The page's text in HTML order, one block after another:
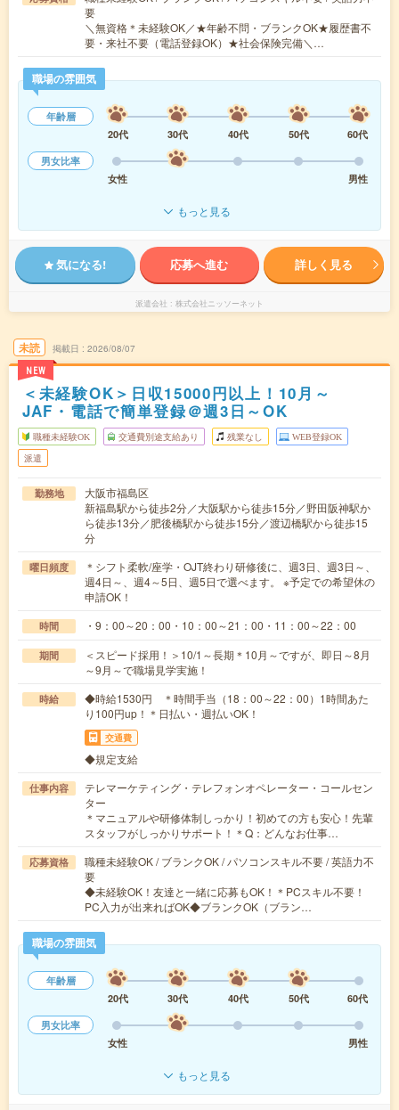
要
＼無資格＊未経験OK／★年齢不問・ブランクOK★履歴書不
要・来社不要（電話登録OK）★社会保険完備＼…
職場の雰囲気
年齢層
20代
30代 40代 50代
60代
男女比率
女性
男性
もっと見る
気になる! 応募へ進む 詳しく見る
派遣会社 株式会社ニッソーネット
未読
NEW
掲載日 2026/08/07
＜未経験OK＞日収15000円以上！10月～
JAF・電話で簡単登録＠週3日～OK
職種未経験OK 交通費別途支給あり 残業なし WEB登録OK
派遣
勤務地
大阪市福島区
新福島駅から徒歩2分／大阪駅から徒歩15分／野田阪神駅か
ら徒歩13分／肥後橋駅から徒歩15分／渡辺橋駅から徒歩15
分
曜日頻度
＊シフト柔軟/座学・OJT終わり研修後に、週3日、週3日～、
週4日～、週4～5日、週5日で選べます。 ※予定での希望休の
申請OK！
時間 ・9：00～20：00・10：00～21：00・11：00～22：00
期間
＜スピード採用！＞10/1～長期＊10月～ですが、即日～8月
～9月～で職場見学実施！
時給
◆時給1530円 ＊時間手当（18：00～22：00）1時間あた
り100円up！＊日払い・週払いOK！
交通費
◆規定支給
仕事内容
テレマーケティング・テレフォンオペレーター・コールセン
ター
＊マニュアルや研修体制しっかり！初めての方も安心！先輩
スタッフがしっかりサポート！＊Q：どんなお仕事…
応募資格
職種未経験OK / ブランクOK / パソコンスキル不要 / 英語力不
要
◆未経験OK！友達と一緒に応募もOK！＊PCスキル不要！
PC入力が出来ればOK◆ブランクOK（ブラン…
職場の雰囲気
年齢層
20代
30代 40代 50代
60代
男女比率
女性
男性
もっと見る